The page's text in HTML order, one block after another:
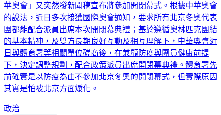
華奧會」又突然發新聞稿宣布將參加開閉幕式。根據中華奧會
的說法，近日多次接獲國際奧會通知，要求所有北京冬奧代表
團都能配合派員出席本次開閉幕典禮；基於遵循奧林匹克團結
的基本精神，及雙方長期良好互動及相互理解下，中華奧會近
日與體育署等相關單位磋商後，在兼顧防疫與團員健康前提
下，決定調整規劃，配合政策派員出席開閉幕典禮。體育署先
前確實是以防疫為由不參加北京冬奧的開閉幕式，但實際原因
其實是怕被北京方面矮化。
政治